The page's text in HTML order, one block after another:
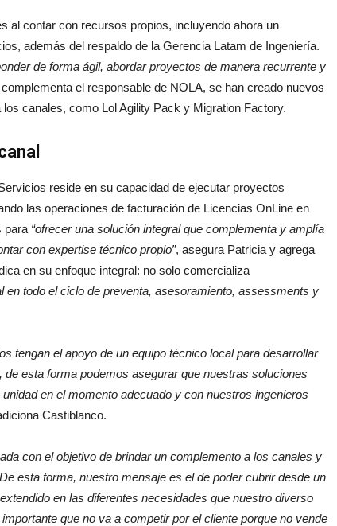
al contar con recursos propios, incluyendo ahora un
además del respaldo de la Gerencia Latam de Ingeniería.
de forma ágil, abordar proyectos de manera recurrente y
el responsable de NOLA, se han creado nuevos
canales, como Lol Agility Pack y Migration Factory.
reside en su capacidad de ejecutar proyectos
las operaciones de facturación de Licencias OnLine en
para “ofrecer una solución integral que complementa y amplía
con expertise técnico propio”, asegura Patricia y agrega
en su enfoque integral: no solo comercializa
en todo el ciclo de preventa, asesoramiento, assessments y
tengan el apoyo de un equipo técnico local para desarrollar
esta forma podemos asegurar que nuestras soluciones
en el momento adecuado y con nuestros ingenieros
Castiblanco.
con el objetivo de brindar un complemento a los canales y
esta forma, nuestro mensaje es el de poder cubrir desde un
en las diferentes necesidades que nuestro diverso
que no va a competir por el cliente porque no vende